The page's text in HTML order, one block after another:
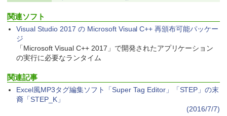
ズ (はぴーイラストLabo)
Amazon Kindle Paperwhite (16GB) 7イ
ンチディスプレイ、色調調節ライト、12
ク
Amazon Kindle Colorsoft | 16GBストレ
イ、色調調節ライト、最大8週間持続バッ
関連ソフト
Visual Studio 2017 の Microsoft Visual C++ 再頒布可能パッケー
ジ
「Microsoft Visual C++ 2017」で開発されたアプリケーション
の実行に必要なランタイム
関連記事
Excel風MP3タグ編集ソフト「Super Tag Editor」「STEP」の末
裔「STEP_K」
(2016/7/7)